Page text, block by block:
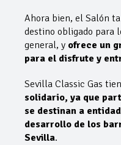
Ahora bien, el Salón
destino obligado para
general, y ofrece un
para el disfrute y
Sevilla Classic Gas
solidario, ya que
se destinan a
desarrollo de los
Sevilla.